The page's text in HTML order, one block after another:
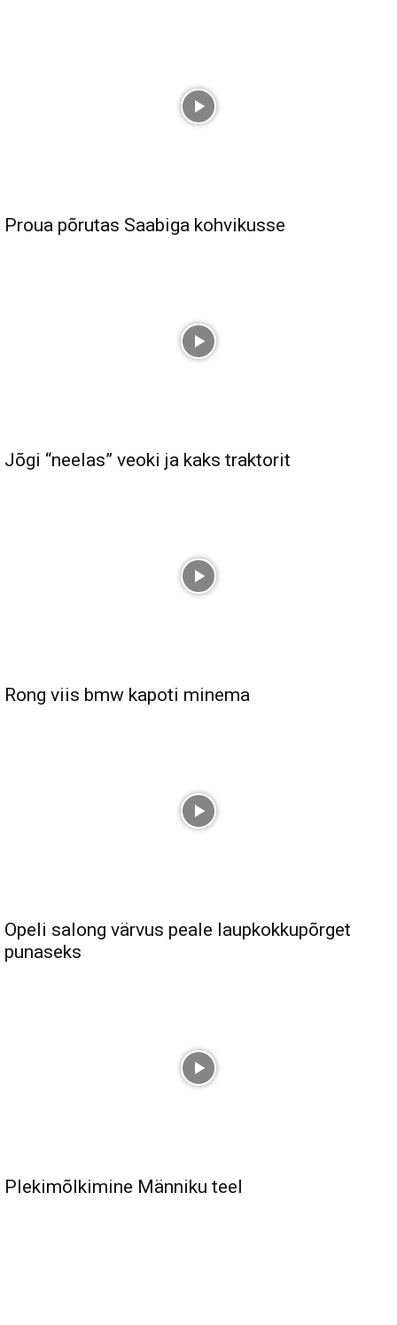
Proua põrutas Saabiga kohvikusse
Jõgi “neelas” veoki ja kaks traktorit
Rong viis bmw kapoti minema
Opeli salong värvus peale laupkokkupõrget
punaseks
Plekimõlkimine Männiku teel